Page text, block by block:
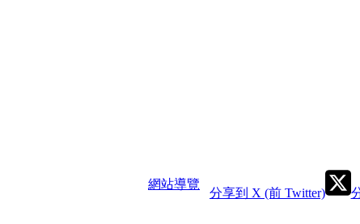
網站導覽
分享到 X (前 Twitter)